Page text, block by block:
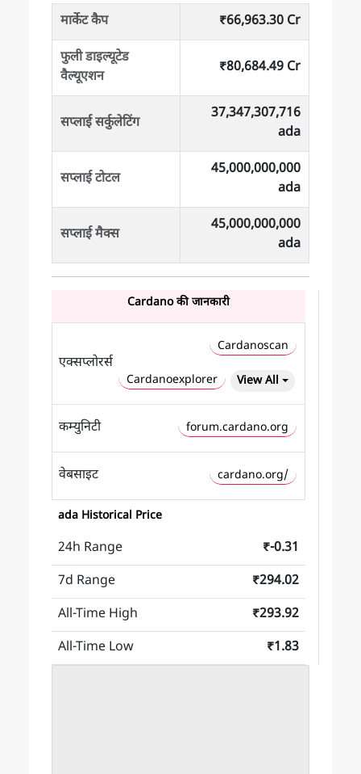
मार्केट कैप ₹66,963.30 Cr
फुली डाइल्यूटेड
वैल्यूएशन
₹80,684.49 Cr
सप्लाई सर्कुलेटिंग
37,347,307,716
ada
सप्लाई टोटल
45,000,000,000
ada
सप्लाई मैक्स
45,000,000,000
ada
Cardano की जानकारी
एक्सप्लोरर्स
Cardanoscan
Cardanoexplorer View All
कम्युनिटी forum.cardano.org
वेबसाइट cardano.org/
ada Historical Price
24h Range
₹-0.31
7d Range
₹294.02
All-Time High
₹293.92
All-Time Low
₹1.83